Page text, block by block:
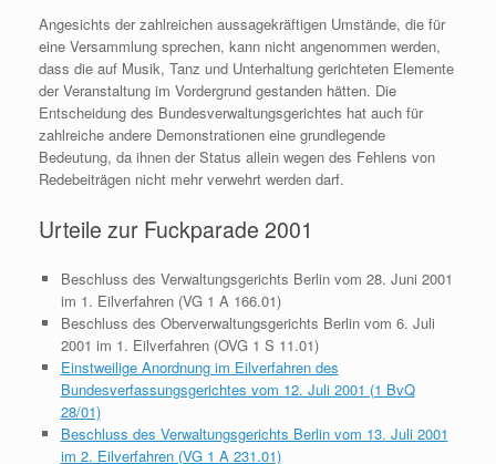
Angesichts der zahlreichen aussagekräftigen Umstände, die für
eine Versammlung sprechen, kann nicht angenommen werden,
dass die auf Musik, Tanz und Unterhaltung gerichteten Elemente
der Veranstaltung im Vordergrund gestanden hätten. Die
Entscheidung des Bundesverwaltungsgerichtes hat auch für
zahlreiche andere Demonstrationen eine grundlegende
Bedeutung, da ihnen der Status allein wegen des Fehlens von
Redebeiträgen nicht mehr verwehrt werden darf.
Urteile zur Fuckparade 2001
Beschluss des Verwaltungsgerichts Berlin vom 28. Juni 2001
im 1. Eilverfahren (VG 1 A 166.01)
Beschluss des Oberverwaltungsgerichts Berlin vom 6. Juli
2001 im 1. Eilverfahren (OVG 1 S 11.01)
Einstweilige Anordnung im Eilverfahren des
Bundesverfassungsgerichtes vom 12. Juli 2001 (1 BvQ
28/01)
Beschluss des Verwaltungsgerichts Berlin vom 13. Juli 2001
im 2. Eilverfahren (VG 1 A 231.01)